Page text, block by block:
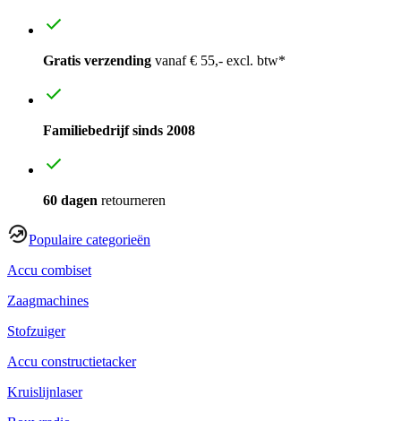
Gratis verzending vanaf € 55,- excl. btw*
Familiebedrijf sinds 2008
60 dagen retourneren
Populaire categorieën
Accu combiset
Zaagmachines
Stofzuiger
Accu constructietacker
Kruislijnlaser